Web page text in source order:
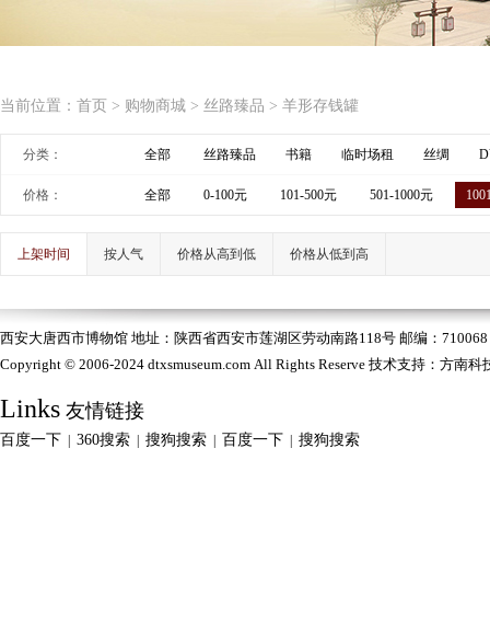
当前位置： 首页 > 购物商城 > 丝路臻品 > 羊形存钱罐
分类： 全部 丝路臻品 书籍 临时场租 丝绸
价格： 全部 0-100元 101-500元 501-1000元
上架时间 按人气 价格从高到低 价格从低到高
西安大唐西市博物馆 地址：陕西省西安市莲湖区劳动南路118号 邮编：
Copyright © 2006-2024 dtxsmuseum.com All Rights Reserve 技术支持： 方南科
Links 友情链接
百度一下 360搜索 搜狗搜索 百度一下 搜狗搜索